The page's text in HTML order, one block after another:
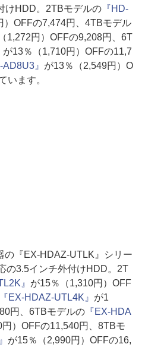
けHDD。2TBモデルの『HD-
）OFFの7,474円、4TBモデル
1,272円）OFFの9,208円、6T
が13％（1,710円）OFFの11,7
』 が13％（2,549円）O
います。
『EX-HDAZ-UTLK』シリー
の3.5インチ外付けHDD。2T
』 が15％（1,310円）OFF
EX-HDAZ-UTL4K』 が1
円、6TBモデルの『EX-HDA
）OFFの11,540円、8TBモ
が15％（2,990円）OFFの16,